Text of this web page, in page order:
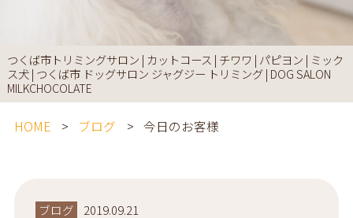
つくば市トリミングサロン | カットコース | チワワ | パピヨン | ミック
ス犬 | つくば市 ドッグサロン ジャグジー トリミング | DOG SALON
MILKCHOCOLATE
HOME ブログ 今日のお客様
ブログ 2019.09.21